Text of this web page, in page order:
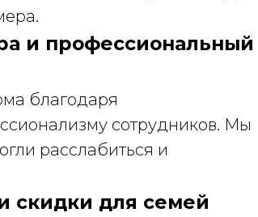
и профессиональный
благодаря
сотрудников. Мы
расслабиться и
скидки для семей